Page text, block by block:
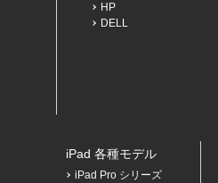
HP
DELL
iPad 各種モデル
iPad Pro シリーズ